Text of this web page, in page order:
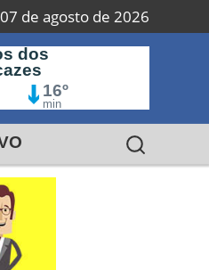
de agosto de 2026
dos
16º
min